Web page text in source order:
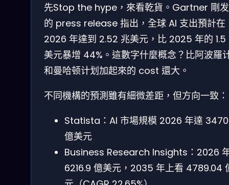
先Stop the hype，來看乾貨。Gartner 剛
的 press release 指出，全球 AI 支出預計在
2026 年達到 2.52 兆美元，比 2025 年的 1.5
美元暴增 44%。這數字什麼概念？比阿波羅
和曼哈顿计划加起來的 cost 還大。
不同機構的預測雖有細微差距，但方向一致：
Statista：AI 市場規模 2026 年達
億美元
Business Research Insights：2026
6216.9 億美元，2035 年上看 4789.04